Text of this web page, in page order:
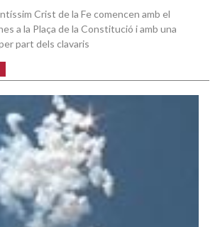
Crist de la Fe comencen amb el
a la Plaça de la Constitució i amb una
part dels clavaris